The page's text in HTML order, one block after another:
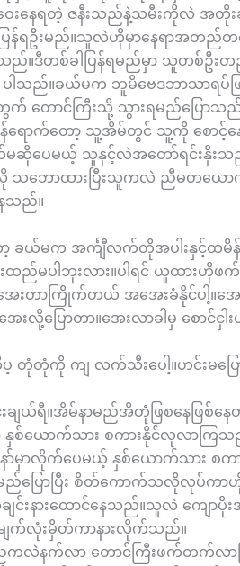
းနေရတဲ့ ဇနီးသည်နဲ့သမီးကိုလဲ အတိုးချ
န်ရဦးမည်။သူလဲဟိုမှာနေရာအတည်တ
ည်။ဒီတစ်ခါပြန်ရမည်မှာ သူတစ်ဦး
ါသည်။ခယ်မက ဘူမိဗေဒဘာသာရပ်ဖြ
က် တောင်ကြီးသို့ သွားရမည်ပြော
ရောက်တော့ သူ့အိမ်တွင် သူ့ကို စောင့်န
ဆိုပေမယ့် သူနှင့်လဲအတော်ရင်းနှိးသည်
ဘောထားပြီးသူကလဲ ညီမတယေ
သည်။
ာ့ ခယ်မက အင်္ကျီလက်တိုအပါးနှင့်ထ
ည်မပါဘုးလား။ပါရင် ယူထားဟိုဖ
းတာကြိုက်တယ် အအေးခံနိုင်ပါ့။အေး
လို့ပြောတာ။အေးလာခါမှ စောင်ငှါး
တုံတုံကို ကျ လက်သီးပေါ့။ဟင်းမပြေ
ျယ်ရီ။အိမ်နာမည်အိတုံဖြစနေဖြစ်နေ
ယောက်သား စကားနိုင်လုလာကြသည်။
နော်မှာလိုက်ပေမယ့် နှစ်ယောက်သား စ
ပြောပြီး စိတ်ကောက်သလိုလုပ်ကာ
သီချင်းနားထောင်နေသည်။သူလဲ က
ျက်လုံးမှိတ်ကာနားလိုက်သည်။
ညကလဲနက်လာ တောင်ကြီးဖက်တက်လ